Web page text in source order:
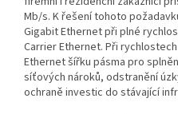
Mb/s. K řešení tohoto
Gigabit Ethernet při plné
Carrier Ethernet. Při
Ethernet šířku pásma pro
síťových nároků, odstranění
ochraně investic do stávající